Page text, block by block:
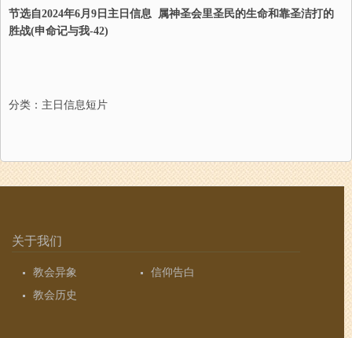
节选自2024年6月 9 日 主日信息 属神圣会里圣民的生命和靠圣洁打的
胜战(申命记与我-42)
分类： 主日信息短片
关于我们
教会异象
信仰告白
教会历史